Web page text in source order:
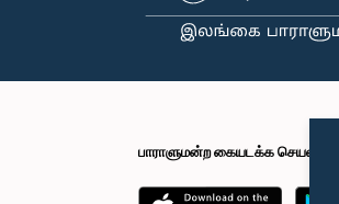
பாராளுமன்ற கையடக்க செயலி